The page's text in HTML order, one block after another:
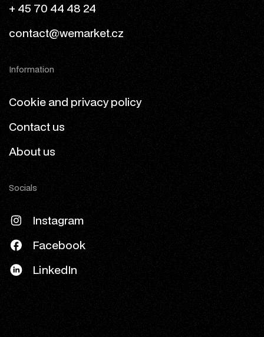
+ 45 70 44 48 24
contact@wemarket.cz
Information
Cookie and privacy policy
Contact us
About us
Socials
Instagram
Facebook
LinkedIn